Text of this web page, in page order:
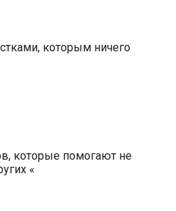
которым ничего
которые помогают не
«